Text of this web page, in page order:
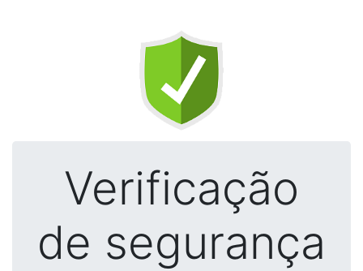
Verificação
de segurança